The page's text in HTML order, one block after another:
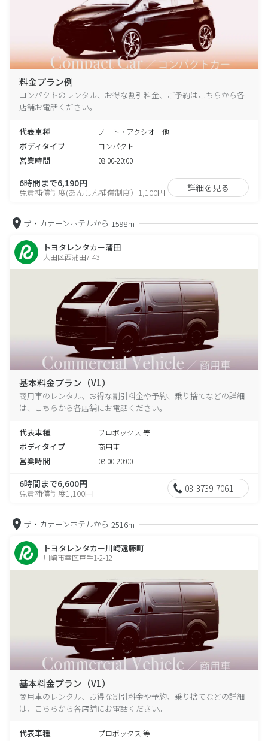
料金プラン例
コンパクトのレンタル、お得な割引料金、ご予約はこちらから各
店舗お電話ください。
代表車種 ノート・アクシオ 他
ボディタイプ コンパクト
営業時間 08:00-20:00
6時間まで6,190円
免責補償制度(あんしん補償制度）1,100円 詳細を見る
ザ・カナーンホテルから 1598m
トヨタレンタカー蒲田
大田区西蒲田7-43
基本料金プラン（V1）
商用車のレンタル、お得な割引料金や予約、乗り捨てなどの詳細
は、こちらから各店舗にお電話ください。
代表車種 プロボックス 等
ボディタイプ 商用車
営業時間 08:00-20:00
6時間まで6,600円
免責補償制度1,100円 03-3739-7061
ザ・カナーンホテルから 2516m
トヨタレンタカー川崎遠藤町
川崎市幸区戸手1-2-12
基本料金プラン（V1）
商用車のレンタル、お得な割引料金や予約、乗り捨てなどの詳細
は、こちらから各店舗にお電話ください。
代表車種 プロボックス 等